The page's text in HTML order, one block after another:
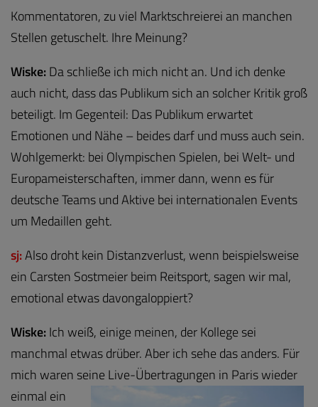
Kommentatoren, zu viel Marktschreierei an manchen
Stellen getuschelt. Ihre Meinung?
Wiske:Da schließe ich mich nicht an. Und ich denke
auch nicht, dass das Publikum sich an solcher Kritik groß
beteiligt. Im Gegenteil: Das Publikum erwartet
Emotionen und Nähe – beides darf und muss auch sein.
Wohlgemerkt: bei Olympischen Spielen, bei Welt- und
Europameisterschaften, immer dann, wenn es für
deutsche Teams und Aktive bei internationalen Events
um Medaillen geht.
sj:Also droht kein Distanzverlust, wenn beispielsweise
ein Carsten Sostmeier beim Reitsport, sagen wir mal,
emotional etwas davongaloppiert?
Wiske:Ich weiß, einige meinen, der Kollege sei
manchmal etwas drüber. Aber ich sehe das anders. Für
mich waren seine Live-Übertragungen in Pariswieder
einmal ein